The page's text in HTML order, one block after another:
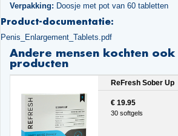
Verpakking: Doosje met pot van 60 tabletten
Product-documentatie:
Penis_Enlargement_Tablets.pdf
Andere mensen kochten ook
producten
ReFresh Sober Up
€ 19.95
30 softgels